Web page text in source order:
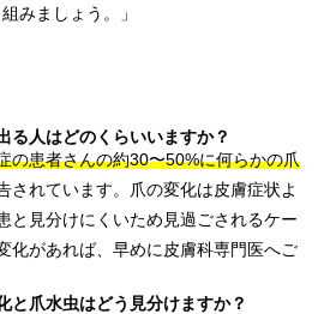
みましょう。」
る人はどのくらいいますか？
の患者さんの約30〜50%に何らかの爪
されています。爪の変化は皮膚症状よ
と見分けにくいため見過ごされるケー
化があれば、早めに皮膚科専門医へご
と爪水虫はどう見分けますか？